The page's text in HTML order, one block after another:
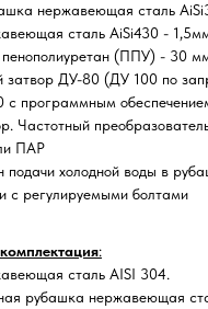
нержавеющая сталь
сталь AiSi430 -
пенополиуретан (ППУ) - 30
затвор ДУ-80 (ДУ 100 по
программным
Частотный
ПАР
подачи холодной воды в
с регулируемыми болтами
:
сталь AISI 304.
рубашка нержавеющая